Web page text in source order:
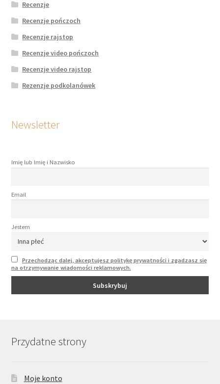
Recenzje
Recenzje pończoch
Recenzje rajstop
Recenzje video pończoch
Recenzje video rajstop
Rezenzje podkolanówek
Newsletter
Imię lub Imię i Nazwisko
Email
Jestem
Przechodząc dalej, akceptujesz politykę prywatności i zgadzasz się
na otrzymywanie wiadomości reklamowych.
Przydatne strony
Moje konto